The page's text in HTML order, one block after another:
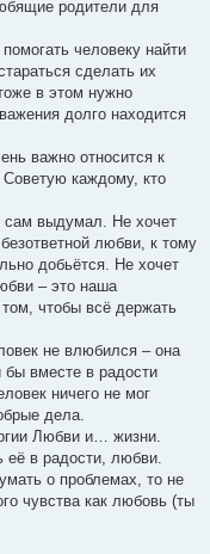
родители для
человеку найти
сделать их
в этом нужно
долго находится
важно относится к
каждому, кто
сам выдумал. Не хочет
любви, к тому
добьётся. Не хочет
– это наша
чтобы всё держать
не влюбился – она
вместе в радости
ничего не мог
дела.
Любви и… жизни.
её в радости, любви.
о проблемах, то не
чувства как любовь (ты